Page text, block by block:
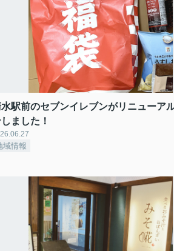
駅前のセブンイレブンがリニューア
ました！
域情報